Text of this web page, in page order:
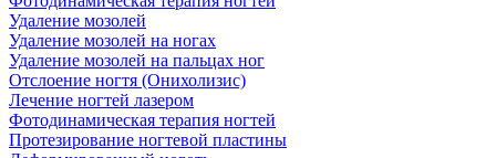
Удаление мозолей
Удаление мозолей на ногах
Удаление мозолей на пальцах ног
Отслоение ногтя (Онихолизис)
Лечение ногтей лазером
Фотодинамическая терапия ногтей
Протезирование ногтевой пластины